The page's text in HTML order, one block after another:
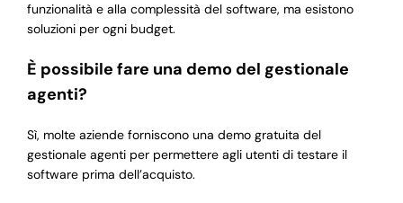
funzionalità e alla complessità del software, ma esistono
soluzioni per ogni budget.
È possibile fare una demo del gestionale
agenti?
Sì, molte aziende forniscono una demo gratuita del
gestionale agenti per permettere agli utenti di testare il
software prima dell’acquisto.